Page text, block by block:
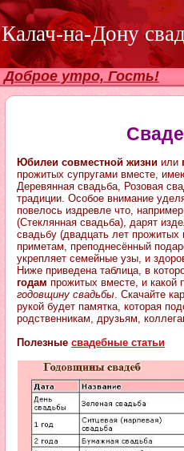
Калач-на-Дону
Доброе утро, Гость!
Юбилеи совместной жизни или
прожитых супругами вместе,
Деревянная свадьба, Розовая
традиции. Особое внимание
повелось издревле что,
(Стеклянная свадьба), дарят
свадьбу (двадцать лет
приметам, преподнесённый
укрепляет семейные узы, и
Ниже приведена таблица, в
годам прожитых вместе, и какой
годовщину свадьбы. Скачайте
рукой будет памятка, которая
родственникам, друзьям,
Полезные свадебные статьи